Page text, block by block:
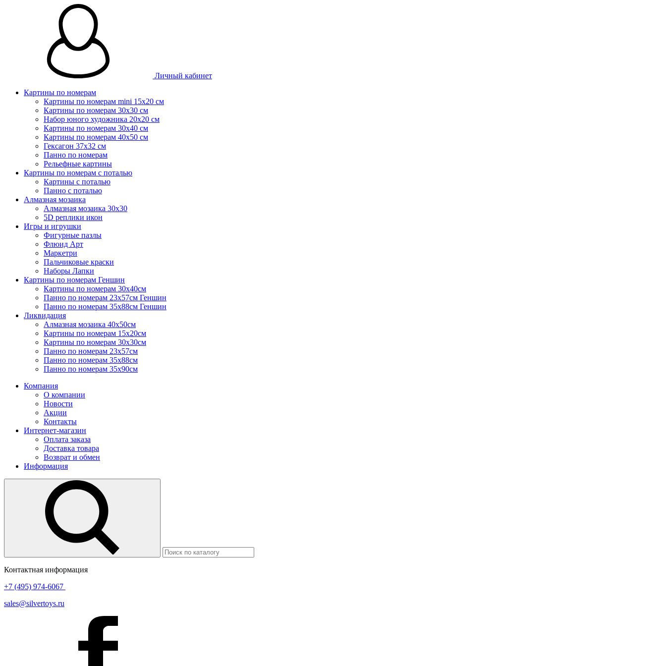
Личный кабинет
Картины по номерам
Картины по номерам mini 15х20 см
Картины по номерам 30x30 см
Набор юного художника 20х20 см
Картины по номерам 30х40 см
Картины по номерам 40х50 см
Гексагон 37х32 см
Панно по номерам
Рельефные картины
Картины по номерам с поталью
Картины с поталью
Панно с поталью
Алмазная мозаика
Алмазная мозаика 30х30
5D реплики икон
Игры и игрушки
Фигурные пазлы
Флюид Арт
Маркетри
Пальчиковые краски
Наборы Лапки
Картины по номерам Геншин
Картины по номерам 30х40см
Панно по номерам 23х57см Геншин
Панно по номерам 35х88см Геншин
Ликвидация
Алмазная мозаика 40х50см
Картины по номерам 15х20см
Картины по номерам 30х30см
Панно по номерам 23х57см
Панно по номерам 35х88см
Панно по номерам 35х90см
Компания
О компании
Новости
Акции
Контакты
Интернет-магазин
Оплата заказа
Доставка товара
Возврат и обмен
Информация
Контактная информация
+7 (495) 974-6067
sales@silvertoys.ru